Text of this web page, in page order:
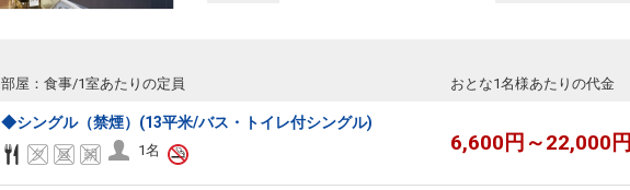
部屋：食事/1室あたりの定員 おとな1名様あたりの代金
◆シングル（禁煙）(13平米/バス・トイレ付シングル)
1名 6,600円～22,000円